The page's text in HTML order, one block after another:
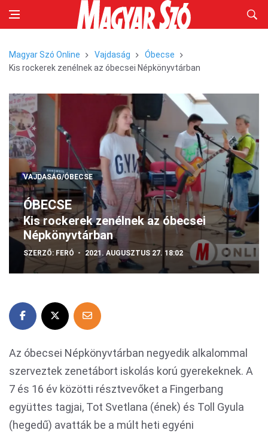
Magyar Szó Online Vajdaság
Óbecse
Kis rockerek zenélnek az óbecsei Népkönyvtárban
VAJDASÁG/ÓBECSE
ÓBECSE
Kis rockerek zenélnek az óbecsei
Népkönyvtárban
SZERZŐ: FERÓ 2021. AUGUSZTUS 27. 18:02
Az óbecsei Népkönyvtárban negyedik alkalommal
szerveztek zenetábort iskolás korú gyerekeknek. A
7 és 16 év közötti résztvevőket a Fingerbang
együttes tagjai, Tot Svetlana (ének) és Toll Gyula
(hegedű) avatták be a múlt heti egyéni